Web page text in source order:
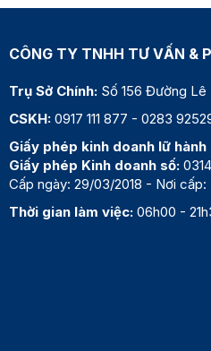
CÔNG TY TNHH TƯ VẤN &
Trụ Sở Chính: Số 156 Đường Lê
CSKH: 0917 111 877 - 0283
Giấy phép kinh doanh lữ hành
Giấy phép Kinh doanh số:
Cấp ngày: 29/03/2018 - Nơi
Thời gian làm việc: 06h00 -